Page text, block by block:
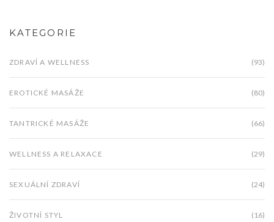
KATEGORIE
ZDRAVÍ A WELLNESS (93)
EROTICKÉ MASÁŽE (80)
TANTRICKÉ MASÁŽE (66)
WELLNESS A RELAXACE (29)
SEXUÁLNÍ ZDRAVÍ (24)
ŽIVOTNÍ STYL (16)